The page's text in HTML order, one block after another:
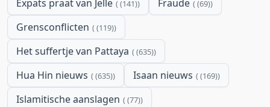
Expats praat van Jelle (141) Fraude (69)
Grensconflicten (119)
Het suffertje van Pattaya (635)
Hua Hin nieuws (635) Isaan nieuws (169)
Islamitische aanslagen (77)